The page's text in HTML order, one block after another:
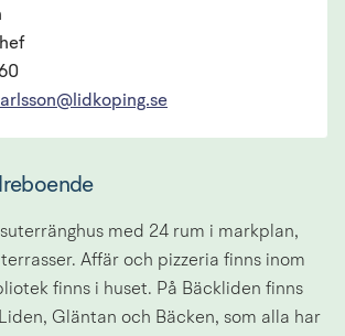
med 24 rum i markplan,
Affär och pizzeria finns inom
finns i huset. På Bäckliden finns
Gläntan och Bäcken, som alla har